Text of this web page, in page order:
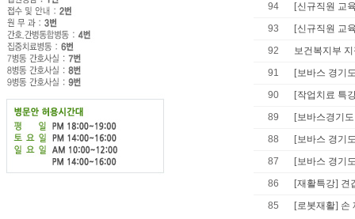
94
[신규직원 교
93
[신규직원 교
92
보건복지부
91
[보바스 경기
90
[작업치료 특
89
[보바스경기
88
[보바스 경기
87
[보바스 경기
86
[재활특강] 견
85
[로봇재활] 손